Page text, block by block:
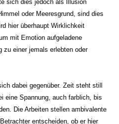
sich dies jedoch als Illusion
oder Meeresgrund, sind dies
hier überhaupt Wirklichkeit
mit Emotion aufgeladene
zu einer jemals erlebten oder
dabei gegenüber. Zeit steht still
eine Spannung, auch farblich, bis
Die Arbeiten stellen ambivalente
entscheiden, ob er hier